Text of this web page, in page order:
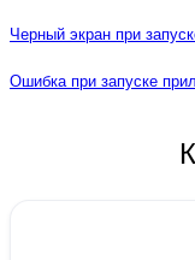
Черный экран при
Ошибка при запуске